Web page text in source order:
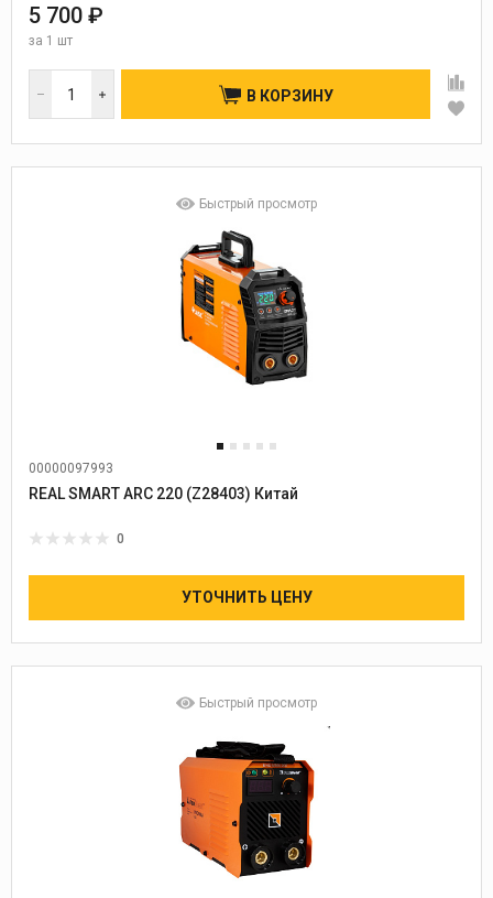
5 700 ₽
за 1 шт
В КОРЗИНУ
Быстрый просмотр
00000097993
REAL SMART ARC 220 (Z28403) Китай
0
УТОЧНИТЬ ЦЕНУ
Быстрый просмотр